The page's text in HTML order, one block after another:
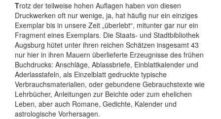
Trotz der teilweise hohen Auflagen haben von diesen
Druckwerken oft nur wenige, ja, hat häufig nur ein einziges
Exemplar bis in unsere Zeit „überlebt“, mitunter gar nur ein
Fragment eines Exemplars. Die Staats- und Stadtbibliothek
Augsburg hütet unter ihren reichen Schätzen insgesamt 43
nur hier in ihren Mauern überlieferte Erzeugnisse des frühen
Buchdrucks: Anschläge, Ablassbriefe, Einblattkalender und
Aderlasstafeln, als Einzelblatt gedruckte typische
Verbrauchsmaterialien, oder gebundene Gebrauchstexte wie
Lehrbücher, Anleitungen zur Beichte oder zum ehelichen
Leben, aber auch Romane, Gedichte, Kalender und
astrologische Vorhersagen.